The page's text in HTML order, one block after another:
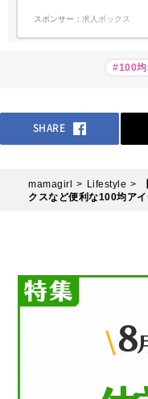
スポンサー： 求人ボックス
#100均
SHARE
mamagirl Lifestyle
クスなど便利な100均ア